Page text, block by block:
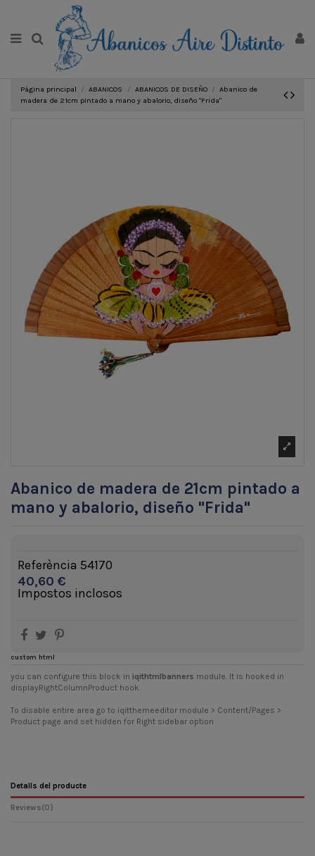
Pàgina principal ABANICOS ABANICOS DE DISEÑO
Abanico de
madera de 21cm pintado a mano y abalorio, diseño "Frida"
Abanico de madera de 21cm pintado a
mano y abalorio, diseño "Frida"
Referència 54170
40,60 €
Impostos inclosos
custom html
you can configure this block in iqithtmlbanners module. It is hooked in
displayRightColumnProduct hook.
To disable entire area go to iqitthemeeditor module > Content/Pages >
Product page and set hidden for Right sidebar option
Detalls del producte
Reviews(0)